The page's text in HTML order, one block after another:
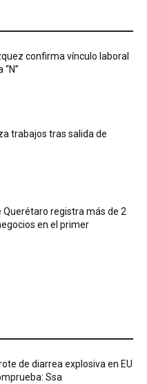
confirma vínculo laboral
trabajos tras salida de
Querétaro registra más de 2
en el primer
de diarrea explosiva en EU
Ssa